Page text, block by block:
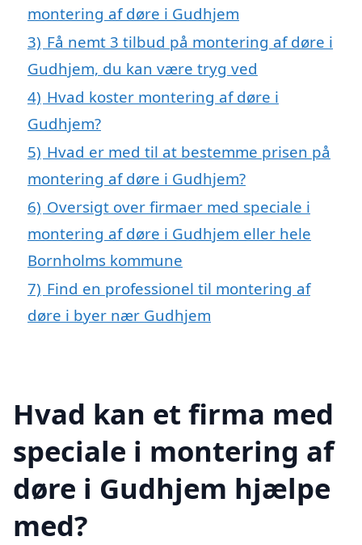
montering af døre i Gudhjem
3) Få nemt 3 tilbud på montering af døre i
Gudhjem, du kan være tryg ved
4) Hvad koster montering af døre i
Gudhjem?
5) Hvad er med til at bestemme prisen på
montering af døre i Gudhjem?
6) Oversigt over firmaer med speciale i
montering af døre i Gudhjem eller hele
Bornholms kommune
7) Find en professionel til montering af
døre i byer nær Gudhjem
Hvad kan et firma med
speciale i montering af
døre i Gudhjem hjælpe
med?